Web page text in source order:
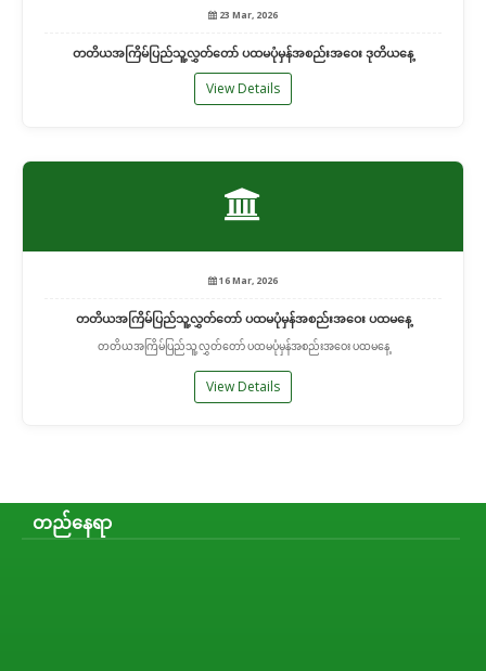
23 Mar, 2026
တတိယအကြိမ်ပြည်သူ့လွှတ်တော် ပထမပုံမှန်အစည်းအဝေး ဒုတိယနေ့
View Details
16 Mar, 2026
တတိယအကြိမ်ပြည်သူ့လွှတ်တော် ပထမပုံမှန်အစည်းအဝေး ပထမနေ့
တတိယအကြိမ်ပြည်သူ့လွှတ်တော် ပထမပုံမှန်အစည်းအဝေး ပထမနေ့
View Details
တည်နေရာ